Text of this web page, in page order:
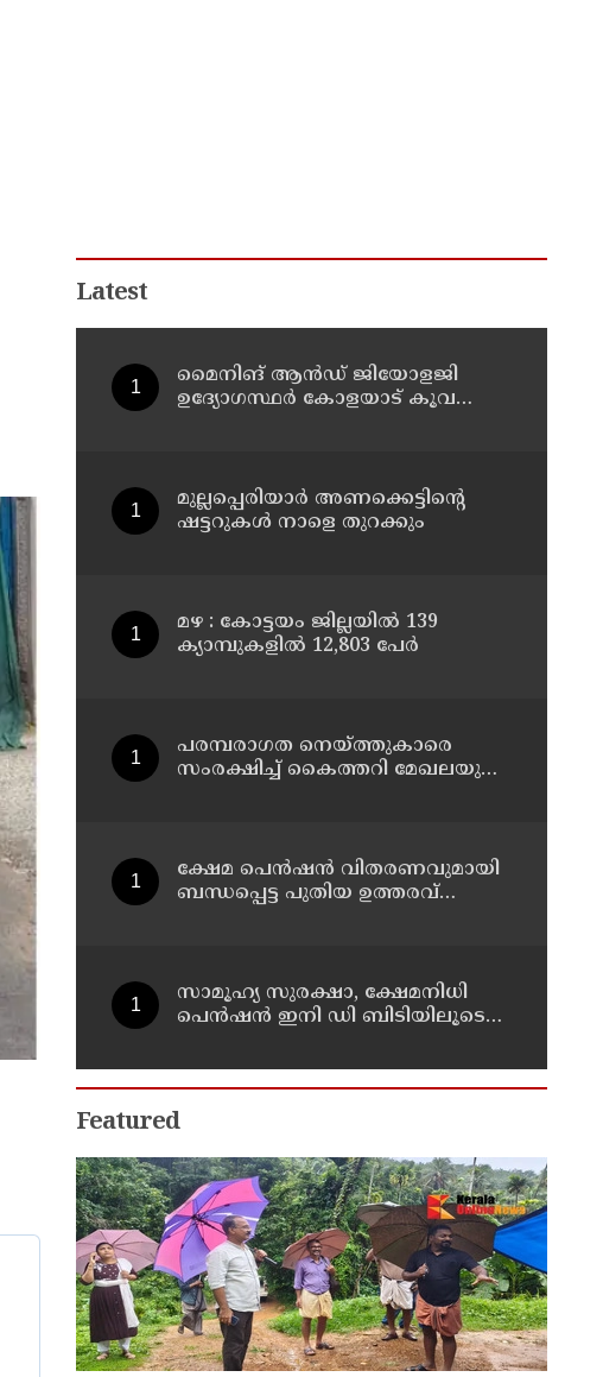
Latest
മൈനിങ് ആൻഡ്​ ജിയോളജി
ഉദ്യോഗസ്ഥർ കോളയാട് കൂവ
മുല്ലപ്പെരിയാർ അണക്കെട്ടിന്റെ
ഷട്ടറുകൾ നാളെ തുറക്കും
മഴ : കോട്ടയം ജില്ലയിൽ 139
ക്യാമ്പുകളിൽ 12,803 പേര്‍
പരമ്പരാഗത നെയ്ത്തുകാരെ
സംരക്ഷിച്ച് കൈത്തറി മേഖലയുടെ
ക്ഷേമ പെൻഷൻ വിതരണവുമായി
ബന്ധപ്പെട്ട പുതിയ ഉത്തരവ്
ബാലഗോപാൽ
സാമൂഹ്യ സുരക്ഷാ, ക്ഷേമനിധി
പെൻഷൻ ഇനി ഡി ബിടിയിലൂടെ
Featured